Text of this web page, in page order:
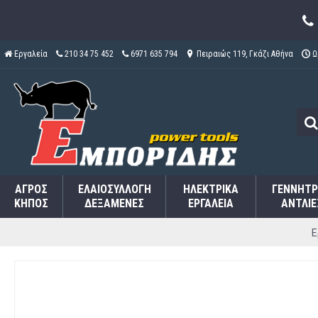
Εργαλεία 210 34 75 452 6971 635 794 Πειραιώς 119, Γκάζι Αθήνα
ΑΓΡΌΣ
ΚΉΠΟΣ
ΕΛΑΙΟΣΥΛΛΟΓΉ
ΔΕΞΑΜΕΝΈΣ
ΗΛΕΚΤΡΙΚΆ
ΕΡΓΑΛΕΊΑ